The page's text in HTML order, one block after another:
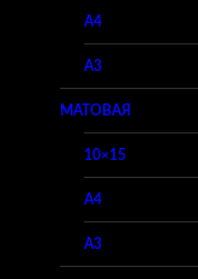
A4
A3
МАТОВАЯ
10×15
A4
A3